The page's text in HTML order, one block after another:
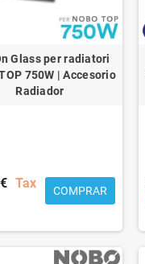
Glass per radiatori
750W | Accesorio
Radiador
Tax
COMPRAR